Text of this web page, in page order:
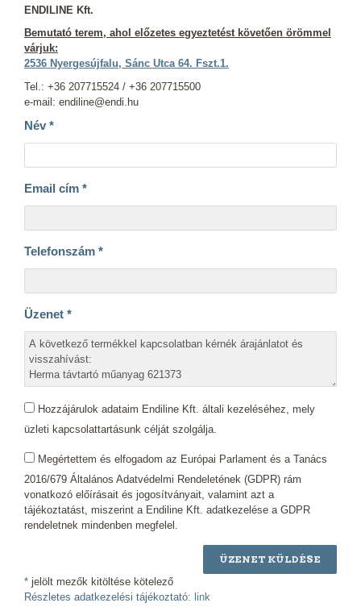
ENDILINE Kft.
Bemutató terem, ahol előzetes egyeztetést követően örömmel
várjuk:
2536 Nyergesújfalu, Sánc Utca 64. Fszt.1.
Tel.: +36 207715524 / +36 207715500
e-mail: endiline@endi.hu
Név *
Email cím *
Telefonszám *
Üzenet *
Hozzájárulok adataim Endiline Kft. általi kezeléséhez, mely
üzleti kapcsolattartásunk célját szolgálja.
Megértettem és elfogadom az Európai Parlament és a Tanács
2016/679 Általános Adatvédelmi Rendeletének (GDPR) rám
vonatkozó előírásait és jogosítványait, valamint azt a
tájékoztatást, miszerint a Endiline Kft. adatkezelése a GDPR
rendeletnek mindenben megfelel.
ÜZENET KÜLDÉSE
* jelölt mezők kitöltése kötelező
Részletes adatkezelési tájékoztató: link